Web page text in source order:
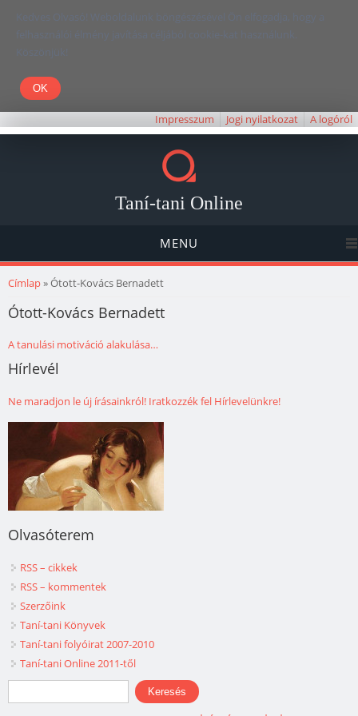
Kedves Olvasó! Weboldalunk böngészésével Ön elfogadja, hogy a
felhasználói élmény javítása céljából cookie-kat használunk.
Köszönjük!
Impresszum Jogi nyilatkozat A logóról
Taní-tani Online
MENU
Jelenlegi hely
Címlap» Ótott-Kovács Bernadett
Ótott-Kovács Bernadett
A tanulási motiváció alakulása…
Hírlevél
Ne maradjon le új írásainkról! Iratkozzék fel Hírlevelünkre!
Olvasóterem
RSS – cikkek
RSS – kommentek
Szerzőink
Taní-tani Könyvek
Taní-tani folyóirat 2007-2010
Taní-tani Online 2011-től
Keresés űrlap
Keresés